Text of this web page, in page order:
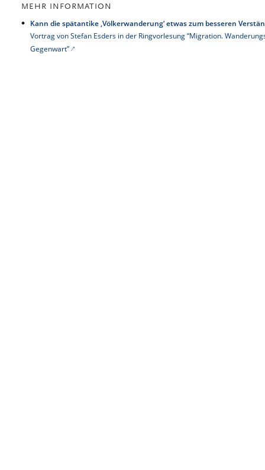
MEHR INFORMATION
Kann die spätantike ‚Völkerwanderung‘ etwas zum besseren
Vortrag von Stefan Esders in der Ringvorlesung “Migration.
Gegenwart”